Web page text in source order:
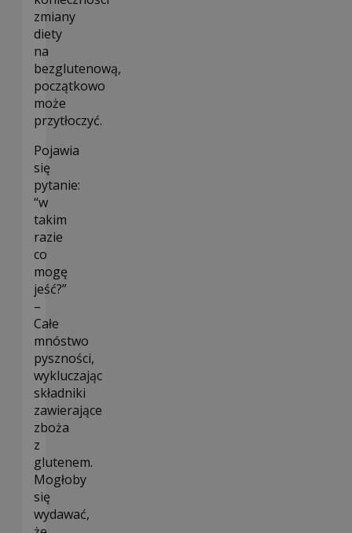
zmiany
diety
na
bezglutenową,
początkowo
może
przytłoczyć.
Pojawia
się
pytanie:
“w
takim
razie
co
mogę
jeść?”
–
Całe
mnóstwo
pyszności,
wykluczając
składniki
zawierające
zboża
z
glutenem.
Mogłoby
się
wydawać,